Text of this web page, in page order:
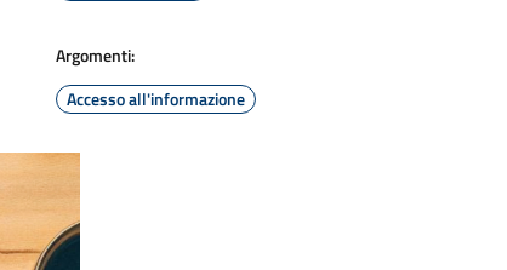
Argomenti:
Accesso all'informazione